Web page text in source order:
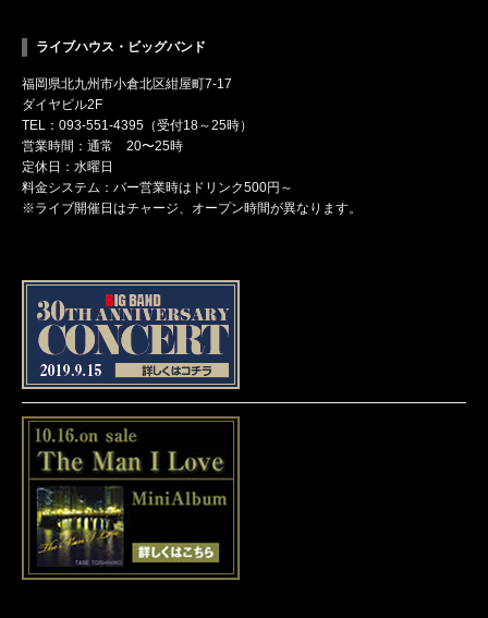
ライブハウス・ビッグバンド
福岡県北九州市小倉北区紺屋町7-17
ダイヤビル2F
TEL：093-551-4395（受付18～25時）
営業時間：通常 20〜25時
定休日：水曜日
料金システム：バー営業時はドリンク500円～
※ライブ開催日はチャージ、オープン時間が異なります。